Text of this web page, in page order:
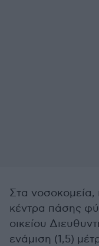
Στα νοσοκομεία,
κέντρα πάσης
οικείου
ενάμιση (1,5)